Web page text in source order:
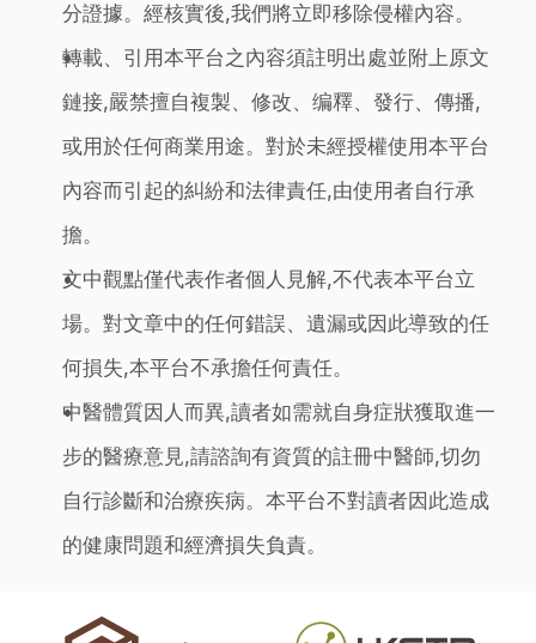
分證據。經核實後,我們將立即移除侵權內容。
轉載、引用本平台之內容須註明出處並附上原文
鏈接,嚴禁擅自複製、修改、编釋、發行、傳播,
或用於任何商業用途。對於未經授權使用本平台
內容而引起的糾紛和法律責任,由使用者自行承
擔。
文中觀點僅代表作者個人見解,不代表本平台立
場。對文章中的任何錯誤、遺漏或因此導致的任
何損失,本平台不承擔任何責任。
中醫體質因人而異,讀者如需就自身症狀獲取進一
步的醫療意見,請諮詢有資質的註冊中醫師,切勿
自行診斷和治療疾病。本平台不對讀者因此造成
的健康問題和經濟損失負責。